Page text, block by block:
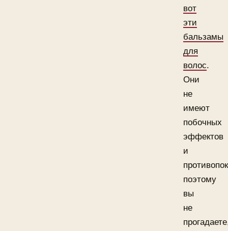
вот
эти
бальзамы
для
волос.
Они
не
имеют
побочных
эффектов
и
поэтому
вы
не